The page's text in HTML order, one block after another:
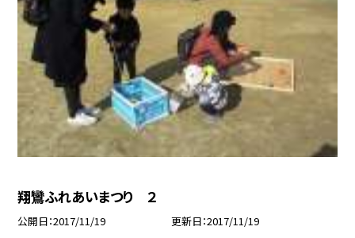
翔鸞ふれあいまつり ２
公開日 2017/11/19 更新日 2017/11/19